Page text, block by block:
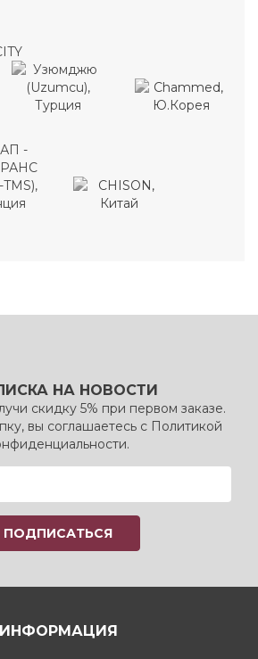
НА НОВОСТИ
скидку 5% при первом заказе.
вы соглашаетесь с Политикой
ИНФОРМАЦИЯ